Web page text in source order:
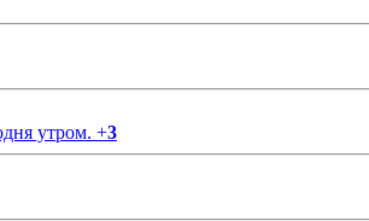
утром. +3